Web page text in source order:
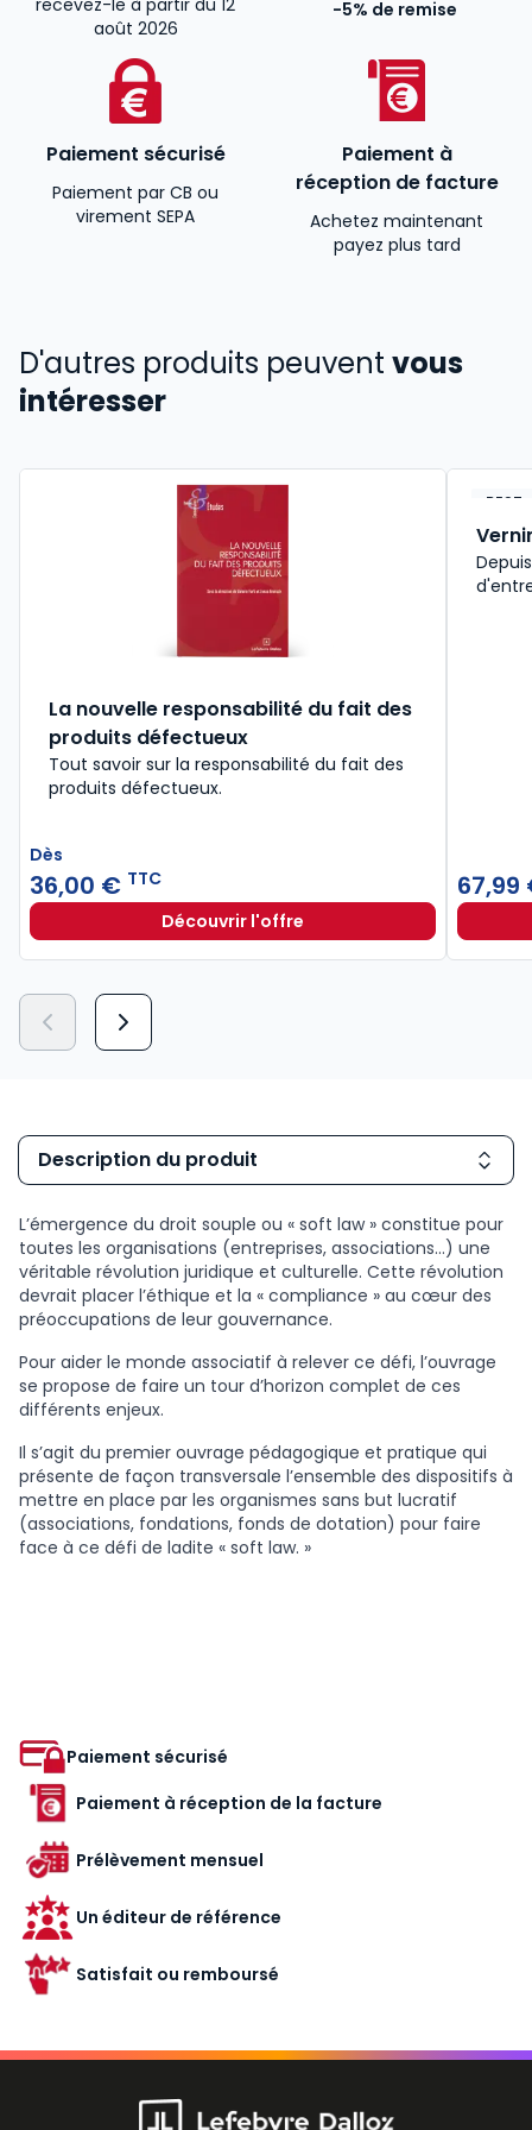
recevez-le à partir du 12
août 2026
-5% de remise
Paiement sécurisé
Paiement par CB ou
virement SEPA
Paiement à
réception de facture
Achetez maintenant
payez plus tard
D'autres produits peuvent vous
intéresser
La nouvelle responsabilité du fait des
produits défectueux
Tout savoir sur la responsabilité du fait des
produits défectueux.
Dès
36,00 € TTC
Découvrir l'offreLa nouvelle responsabilité du
Dès
BEST-
Description du produit
L’émergence du droit souple ou « soft law » constitue pour
toutes les organisations (entreprises, associations…) une
véritable révolution juridique et culturelle. Cette révolution
devrait placer l’éthique et la « compliance » au cœur des
préoccupations de leur gouvernance.
Pour aider le monde associatif à relever ce défi, l’ouvrage
se propose de faire un tour d’horizon complet de ces
différents enjeux.
Il s’agit du premier ouvrage pédagogique et pratique qui
présente de façon transversale l’ensemble des dispositifs à
mettre en place par les organismes sans but lucratif
(associations, fondations, fonds de dotation) pour faire
face à ce défi de ladite « soft law. »
Paiement sécurisé
Paiement à réception de la facture
Prélèvement mensuel
Un éditeur de référence
Satisfait ou remboursé